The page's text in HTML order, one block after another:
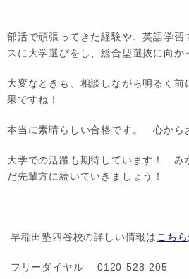
部活で頑張ってきた経験や、英語学習
スに大学選びをし、総合型選抜に向か
大変なときも、相談しながら明るく
果ですね！
本当に素晴らしい合格です。 心から
大学での活躍も期待しています！ み
だ先輩方に続いていきましょう！
早稲田塾四谷校の詳しい情報は こちら
フリーダイヤル 0120-528-205